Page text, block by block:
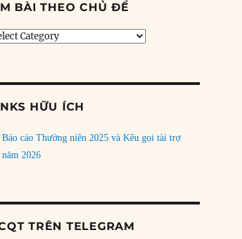
BÀI THEO CHỦ ĐỀ
HỮU ÍCH
Báo cáo Thường niên 2025 và Kêu gọi tài trợ
năm 2026
TRÊN TELEGRAM